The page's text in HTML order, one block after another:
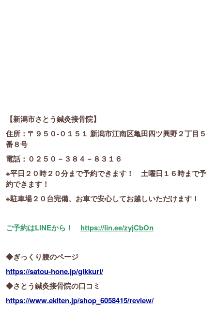
【新潟市さとう鍼灸接骨院】
住所：〒９５０-０１５１ 新潟市江南区亀田四ツ興野２丁目５
番８号
電話：０２５０－３８４－８３１６
※平日２０時２０分まで予約できます！ 土曜日１６時まで予
約できます！
※駐車場２０台完備、お車で安心してお越しいただけます！
ご予約はLINEから！ https://lin.ee/zyjCbOn
◆ぎっくり腰のページ
https://satou-hone.jp/gikkuri/
◆さとう鍼灸接骨院の口コミ
https://www.ekiten.jp/shop_6058415/review/